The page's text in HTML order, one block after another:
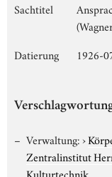
Sachtitel
Datierung
1926-
Verwaltung:›
Zentralinstitut
Kulturtechnik